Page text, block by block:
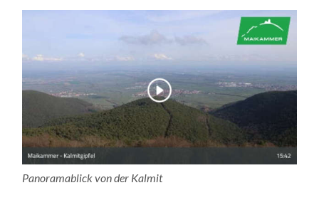
Panoramablick von der Kalmit